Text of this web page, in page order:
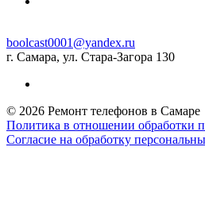
boolcast0001@yandex.ru
г. Самара, ул. Стара-Загора 130
© 2026 Ремонт телефонов в Самаре
Политика в отношении обработки
Согласие на обработку